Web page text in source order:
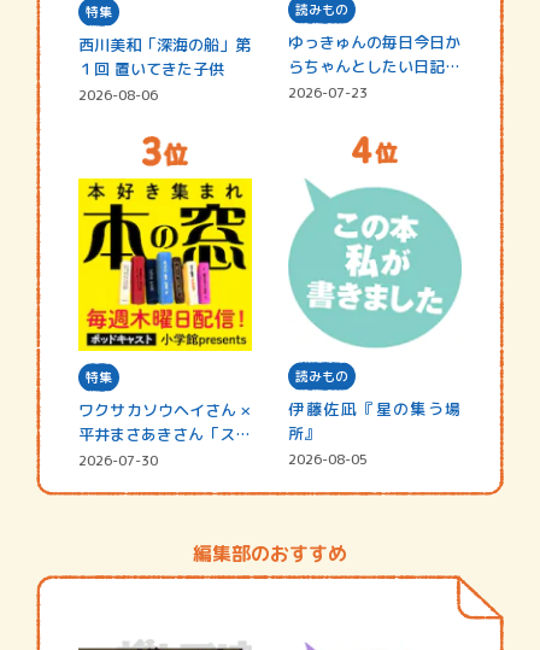
特集
西川美和「深海の船」第
１回 置いてきた子供
2026-08-06
読みもの
ゆっきゅんの毎日今日か
らちゃんとしたい日記
☆202…
2026-07-23
特集
ワクサカソウヘイさん ×
平井まさあきさん「スペ
シャ…
2026-07-30
読みもの
伊藤佐凪『星の集う場
所』
2026-08-05
編集部のおすすめ